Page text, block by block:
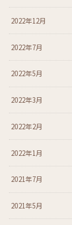
2022年12月
2022年7月
2022年5月
2022年3月
2022年2月
2022年1月
2021年7月
2021年5月